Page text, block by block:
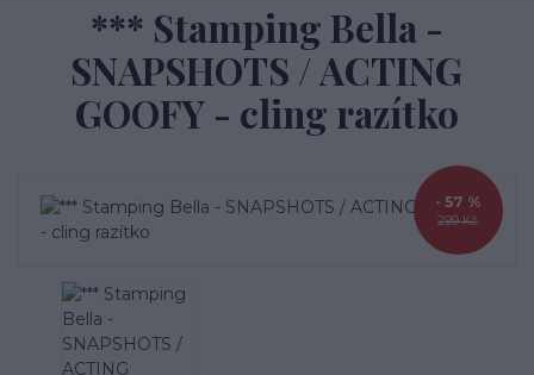
*** Stamping Bella -
SNAPSHOTS / ACTING
GOOFY - cling razítko
299 Kč
- 57 %